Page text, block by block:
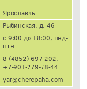
Ярославль
Рыбинская, д. 46
с 9:00 до 18:00, пнд-
птн
8 (4852) 697-202,
+7-901-279-78-44
yar@cherepaha.com